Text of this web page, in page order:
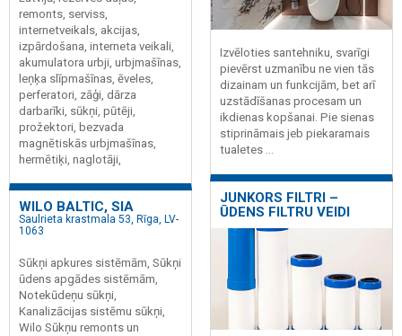
remonts, serviss,
internetveikals, akcijas,
izpārdošana, interneta veikali,
akumulatora urbji, urbjmašīnas,
leņķa slīpmašīnas, ēveles,
perferatori, zāģi, dārza
darbarīki, sūkņi, pūtēji,
prožektori, bezvada
magnētiskās urbjmašīnas,
hermētiķi, naglotāji,
WILO BALTIC, SIA
Saulrieta krastmala 53, Rīga, LV-
1063
Sūkņi apkures sistēmām, Sūkņi
ūdens apgādes sistēmām,
Notekūdeņu sūkņi,
Kanalizācijas sistēmu sūkņi,
Wilo Sūkņu remonts un
Izvēloties santehniku, svarīgi
pievērst uzmanību ne vien tās
dizainam un funkcijām, bet arī
uzstādīšanas procesam un
ikdienas kopšanai. Pie sienas
stiprināmais jeb piekaramais
tualetes ...
JUNKORS FILTRI –
ŪDENS FILTRU VEIDI